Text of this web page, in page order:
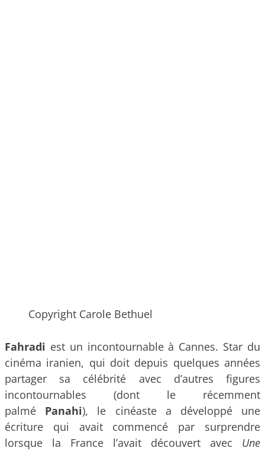
Copyright Carole Bethuel
Fahradi est un incontournable à Cannes. Star du
cinéma iranien, qui doit depuis quelques années
partager sa célébrité avec d’autres figures
incontournables (dont le récemment
palmé Panahi), le cinéaste a développé une
écriture qui avait commencé par surprendre
lorsque la France l’avait découvert avec Une